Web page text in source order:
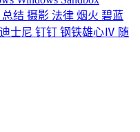
总结 摄影 法律 烟火 碧蓝
迪士尼 钉钉 钢铁雄心Ⅳ 随